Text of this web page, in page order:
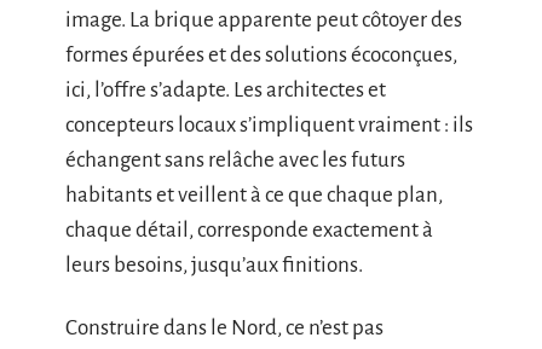
image. La brique apparente peut côtoyer des
formes épurées et des solutions écoconçues,
ici, l’offre s’adapte. Les architectes et
concepteurs locaux s’impliquent vraiment : ils
échangent sans relâche avec les futurs
habitants et veillent à ce que chaque plan,
chaque détail, corresponde exactement à
leurs besoins, jusqu’aux finitions.
Construire dans le Nord, ce n’est pas